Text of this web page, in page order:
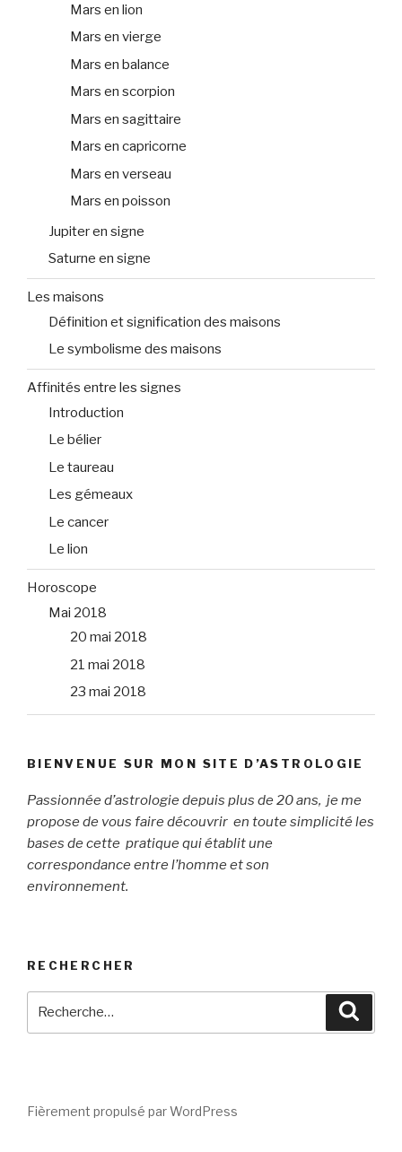
Mars en lion
Mars en vierge
Mars en balance
Mars en scorpion
Mars en sagittaire
Mars en capricorne
Mars en verseau
Mars en poisson
Jupiter en signe
Saturne en signe
Les maisons
Définition et signification des maisons
Le symbolisme des maisons
Affinités entre les signes
Introduction
Le bélier
Le taureau
Les gémeaux
Le cancer
Le lion
Horoscope
Mai 2018
20 mai 2018
21 mai 2018
23 mai 2018
BIENVENUE SUR MON SITE D’ASTROLOGIE
Passionnée d’astrologie depuis plus de 20 ans, je me
propose de vous faire découvrir en toute simplicité les
bases de cette pratique qui établit une
correspondance entre l’homme et son
environnement.
RECHERCHER
Fièrement propulsé par WordPress